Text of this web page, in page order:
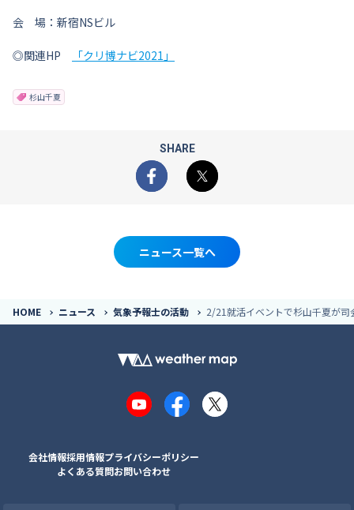
会 場：新宿NSビル
◎関連HP 「クリ博ナビ2021」
杉山千夏
SHARE
Facebook
X
ニュース一覧へ
HOME ニュース 気象予報士の活動 2/21就活イベントで杉山千夏が司
YouTubeFacebook
X
会社情報採用情報プライバシーポリシー
よくある質問お問い合わせ